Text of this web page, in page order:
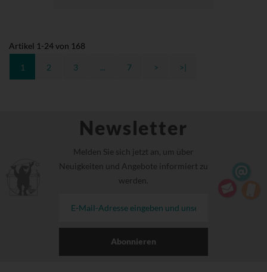
Artikel 1 -24von 168
1 2 3 ... 7 > >|
Newsletter
Melden Sie sich jetzt an, um über
Neuigkeiten und Angebote informiert zu
werden.
Abonnieren